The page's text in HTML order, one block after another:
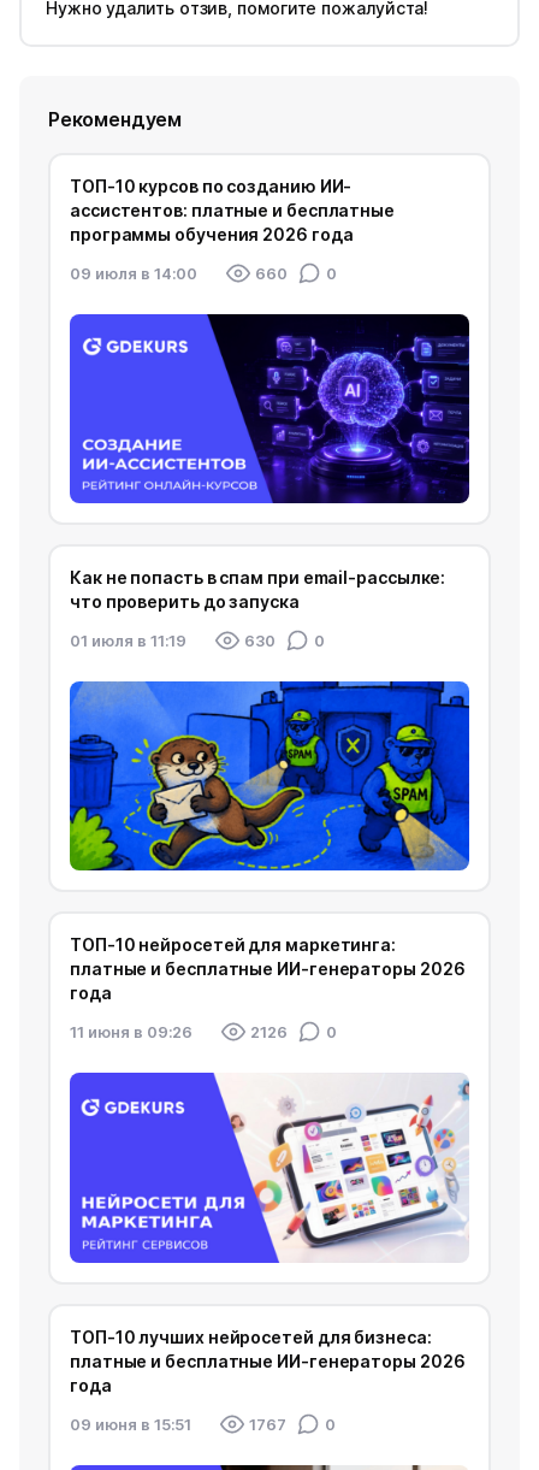
Нужно удалить отзив, помогите пожалуйста!
Рекомендуем
ТОП-10 курсов по созданию ИИ-
ассистентов: платные и бесплатные
программы обучения 2026 года
09 июля в 14:00 660 0
Как не попасть в спам при email-рассылке:
что проверить до запуска
01 июля в 11:19 630 0
ТОП-10 нейросетей для маркетинга:
платные и бесплатные ИИ-генераторы 2026
года
11 июня в 09:26 2126 0
ТОП-10 лучших нейросетей для бизнеса:
платные и бесплатные ИИ-генераторы 2026
года
09 июня в 15:51 1767 0